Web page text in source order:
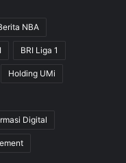
NBA
BRI Liga 1
Holding UMi
Digital